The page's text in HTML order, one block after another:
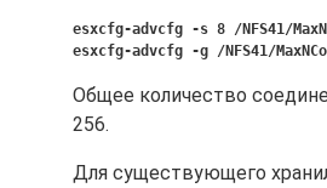
esxcfg-advcfg -s 8 /NFS41/
esxcfg-advcfg -g /NFS41/
Общее количество
256.
Для существующего